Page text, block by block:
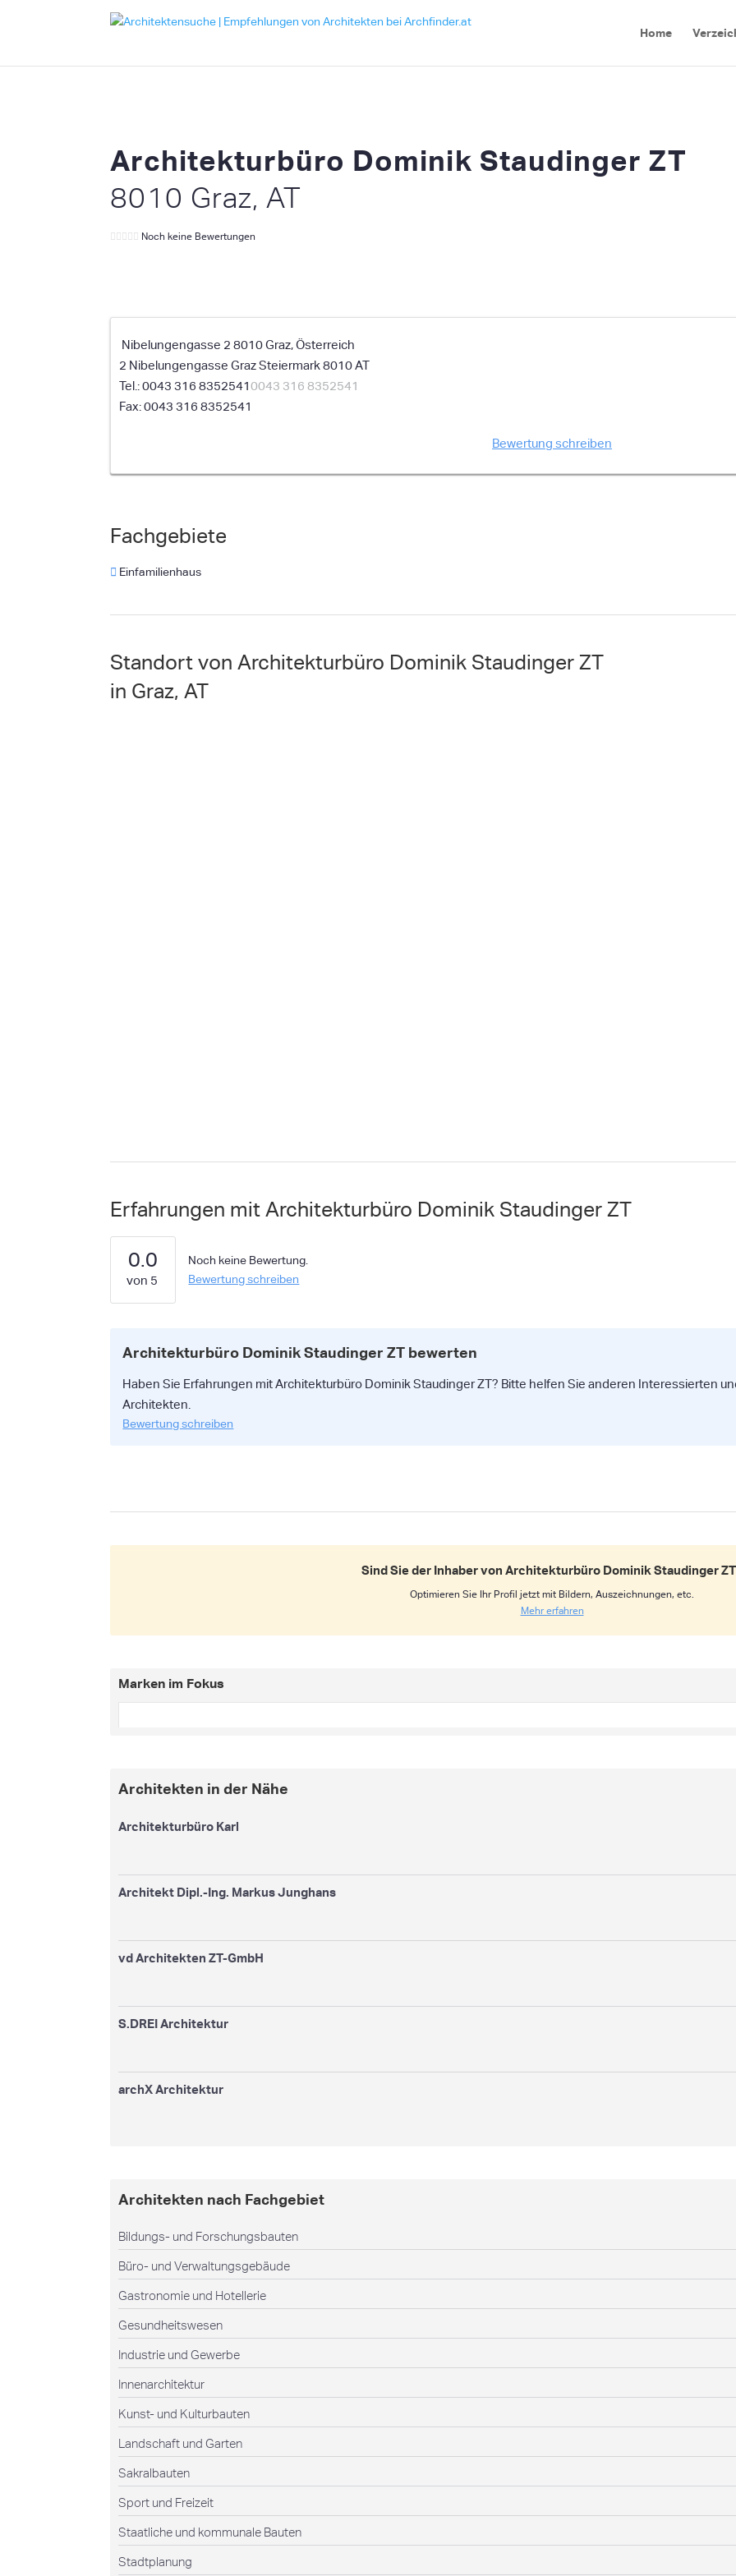
Home
Architekturbüro Dominik Staudinger ZT
8010 Graz, AT
Noch keine Bewertungen
Nibelungengasse 2 8010 Graz, Österreich
2 Nibelungengasse Graz Steiermark 8010 AT
0043 316 83525410043 316 8352541
0043 316 8352541
Bewertung schreiben
Fachgebiete
Einfamilienhaus
Standort von Architekturbüro Dominik Staudinger ZT
in Graz, AT
Erfahrungen mit Architekturbüro Dominik Staudinger ZT
0.0
Noch keine Bewertung.
Bewertung schreiben
Architekturbüro Dominik Staudinger ZT bewerten
Haben Sie Erfahrungen mit Architekturbüro Dominik Staudinger ZT? Bitte helfen Sie anderen Interessierten
Architekten.
Bewertung schreiben
Sind Sie der Inhaber von Architekturbüro Dominik Staudinger
Optimieren Sie Ihr Profil jetzt mit Bildern, Auszeichnungen, etc.
Mehr erfahren
Marken im Fokus
Architekten in der Nähe
Architekturbüro Karl
Architekt Dipl.-Ing. Markus Junghans
vd Architekten ZT-GmbH
S.DREI Architektur
archX Architektur
Architekten nach Fachgebiet
Bildungs- und Forschungsbauten
Büro- und Verwaltungsgebäude
Gastronomie und Hotellerie
Gesundheitswesen
Industrie und Gewerbe
Innenarchitektur
Kunst- und Kulturbauten
Landschaft und Garten
Sakralbauten
Sport und Freizeit
Staatliche und kommunale Bauten
Stadtplanung